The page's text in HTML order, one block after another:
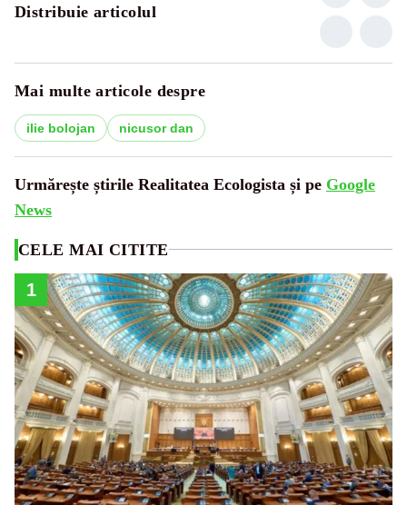
Distribuie articolul
Mai multe articole despre
ilie bolojan nicusor dan
Urmărește știrile Realitatea Ecologista și pe Google
News
CELE MAI CITITE
1